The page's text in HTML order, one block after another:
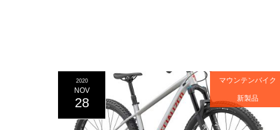
2020
NOV
28
マウンテンバイク
新製品